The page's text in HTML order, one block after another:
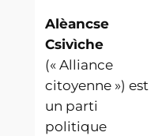
Alèancse
Csivìche
(« Alliance
citoyenne ») est
un parti
politique